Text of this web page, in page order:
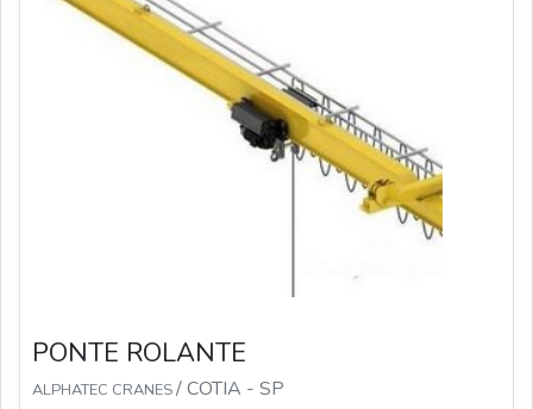
PONTE ROLANTE
ALPHATEC CRANES/ COTIA - SP